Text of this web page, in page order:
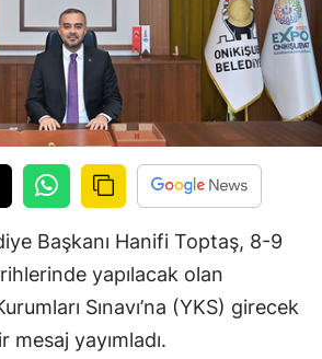
Başkanı Hanifi Toptaş, 8-9
yapılacak olan
Sınavı’na (YKS) girecek
yayımladı.